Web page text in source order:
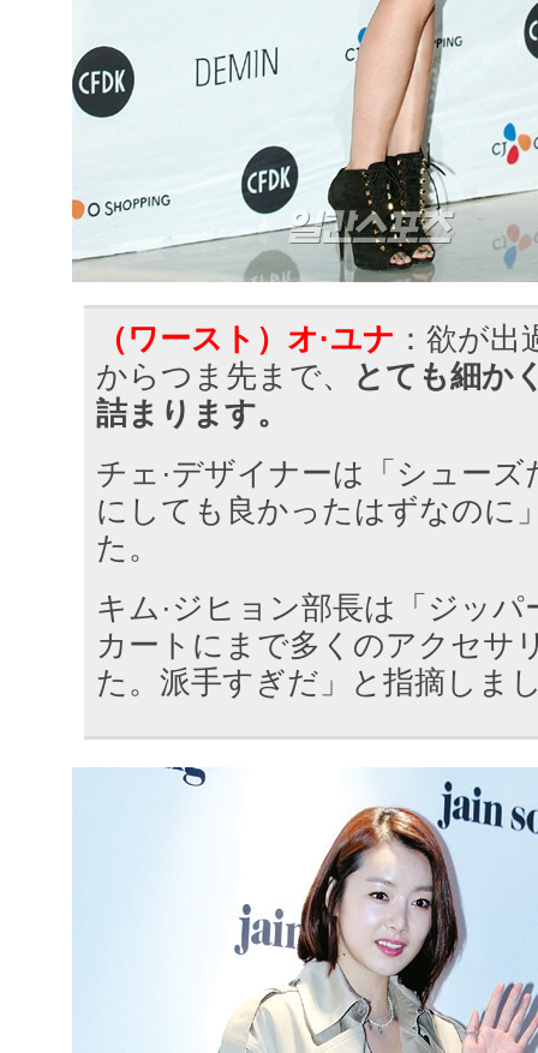
（ワースト）オ·ユナ ：欲が
からつま先まで、
とても細か
詰まります。
チェ·デザイナーは「シュー
にしても良かったはずなのに
た。
キム·ジヒョン部長は「ジッ
カートにまで多くのアクセサ
た。派手すぎだ」と指摘しま